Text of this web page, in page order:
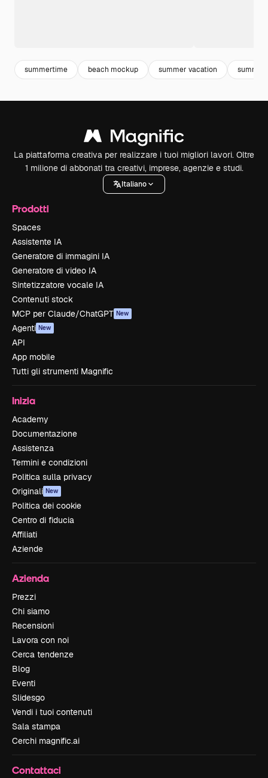
summertime beach mockup summer vacation summer
La piattaforma creativa per realizzare i tuoi migliori lavori. Oltre
1 milione di abbonati tra creativi, imprese, agenzie e studi.
Italiano
Prodotti
Spaces
Assistente IA
Generatore di immagini IA
Generatore di video IA
Sintetizzatore vocale IA
Contenuti stock
MCP per Claude/ChatGPT New
Agenti New
API
App mobile
Tutti gli strumenti Magnific
Inizia
Academy
Documentazione
Assistenza
Termini e condizioni
Politica sulla privacy
Originali New
Politica dei cookie
Centro di fiducia
Affiliati
Aziende
Azienda
Prezzi
Chi siamo
Recensioni
Lavora con noi
Cerca tendenze
Blog
Eventi
Slidesgo
Vendi i tuoi contenuti
Sala stampa
Cerchi magnific.ai
Contattaci